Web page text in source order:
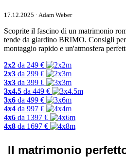
17.12.2025 · Adam Weber
Scoprite il fascino di un matrimonio
tende da giardino BRIMO. Consigli
montaggio rapido e un'atmosfera
2x2 da 249 €
2x3 da 299 €
3x3 da 399 €
3x4.5 da 449 €
3x6 da 499 €
4x4 da 997 €
4x6 da 1397 €
4x8 da 1697 €
Il matrimonio